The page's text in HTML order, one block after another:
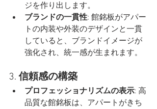
ジを作り出します。
ブランドの一貫性: 館銘板がアパー
トの内装や外装のデザインと一貫
していると、ブランドイメージが
強化され、統一感が生まれます。
3. 信頼感の構築
プロフェッショナリズムの表示: 高
品質な館銘板は、アパートがきち